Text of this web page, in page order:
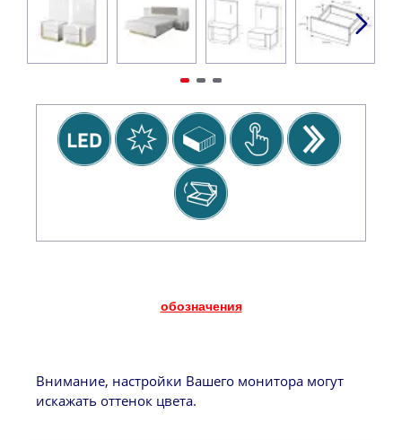
обозначения
Внимание, настройки Вашего монитора могут
искажать оттенок цвета.